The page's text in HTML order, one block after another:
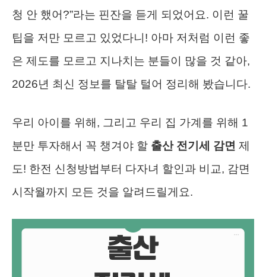
청 안 했어?”라는 핀잔을 듣게 되었어요. 이런 꿀
팁을 저만 모르고 있었다니! 아마 저처럼 이런 좋
은 제도를 모르고 지나치는 분들이 많을 것 같아,
2026년 최신 정보를 탈탈 털어 정리해 봤습니다.
우리 아이를 위해, 그리고 우리 집 가계를 위해 1
분만 투자해서 꼭 챙겨야 할 출산 전기세 감면 제
도! 한전 신청방법부터 다자녀 할인과 비교, 감면
시작월까지 모든 것을 알려드릴게요.